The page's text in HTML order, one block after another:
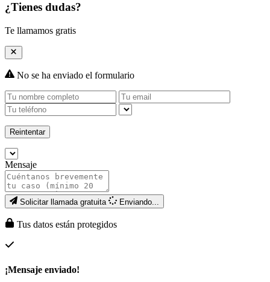
¿Tienes dudas?
Te llamamos gratis
No se ha enviado el formulario
Reintentar
Mensaje
Solicitar llamada gratuita Enviando...
Tus datos están protegidos
¡Mensaje enviado!